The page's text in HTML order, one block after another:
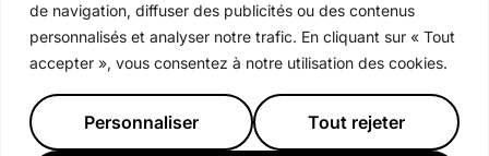
de navigation, diffuser des publicités ou des contenus
personnalisés et analyser notre trafic. En cliquant sur « Tout
accepter », vous consentez à notre utilisation des cookies.
Personnaliser Tout rejeter
Accéder au compte : Facebook (Lien
Accéder au compte : Instagram (Lien
Accéder au compte : Linkedin
Accéder au compte :
Accéder au compte :
Déclaration d’accessibilité
Préférence de consentement
Crédits : La Jungle